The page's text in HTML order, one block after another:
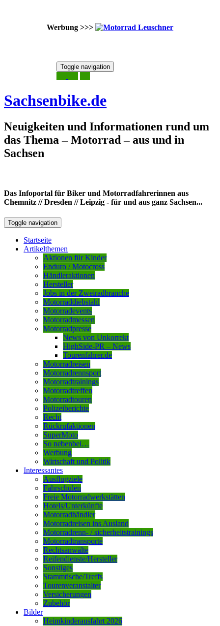
Werbung >>>
Toggle navigation
Sachsenbike.de
Neuigkeiten und Informationen rund um
das Thema – Motorrad – aus und in
Sachsen
Das Infoportal für Biker und Motorradfahrerinnen aus
Chemnitz // Dresden // Leipzig - für und aus ganz Sachsen...
Toggle navigation
Startseite
Artikelthemen
Aktionen für Kinder
Enduro / Motocross
Händleraktionen
Hersteller
Jobs in der Zweiradbranche
Motorraddiebstahl
Motorradevents
Motorradmessen
Motorradpresse
News von Unkorrekt
HighSide-PR – News
Tourenfahrer.de
Motorradreisen
Motorradrennsport
Motorradtrainings
Motorradtreffen
Motorradtouren
Polizeiberichte
Recht
Rückrufaktionen
SuperMoto
So nebenbei…
Werbung
Wirtschaft und Politik
Interessantes
Ausflugziele
Fahrschulen
Freie Motorradwerkstätten
Hotels/Unterkünfte
Motorradhändler
Motorradreisen ins Ausland
Motorradrenn- / sicherheitstrainings
Motorradtransporte
Rechtsanwälte
Reifendienste/Hersteller
Sonstiges
Stammtische/Treffs
Tourenveranstalter
Versicherungen
Zubehör
Bilder
Heimkinderausfahrt 2026